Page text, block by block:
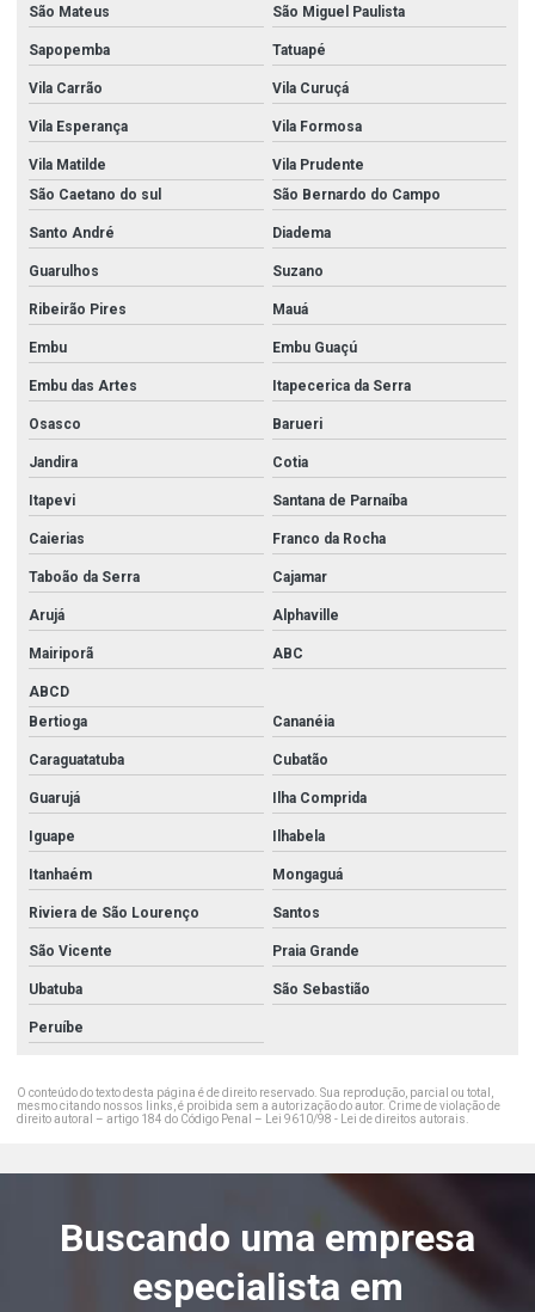
São Mateus São Miguel Paulista
Sapopemba Tatuapé
Vila Carrão Vila Curuçá
Vila Esperança Vila Formosa
Vila Matilde
Vila Prudente
São Caetano do sul
São Bernardo do Campo
Santo André Diadema
Guarulhos Suzano
Ribeirão Pires Mauá
Embu Embu Guaçú
Embu das Artes Itapecerica da Serra
Osasco Barueri
Jandira Cotia
Itapevi Santana de Parnaíba
Caierias Franco da Rocha
Taboão da Serra Cajamar
Arujá Alphaville
Mairiporã ABC
ABCD
Bertioga
Cananéia
Caraguatatuba Cubatão
Guarujá Ilha Comprida
Iguape Ilhabela
Itanhaém Mongaguá
Riviera de São Lourenço Santos
São Vicente Praia Grande
Ubatuba São Sebastião
Peruíbe
O conteúdo do texto desta página é de direito reservado. Sua reprodução, parcial ou total,
mesmo citando nossos links, é proibida sem a autorização do autor. Crime de violação de
direito autoral – artigo 184 do Código Penal – Lei 9610/98 - Lei de direitos autorais.
Buscando uma empresa
especialista em